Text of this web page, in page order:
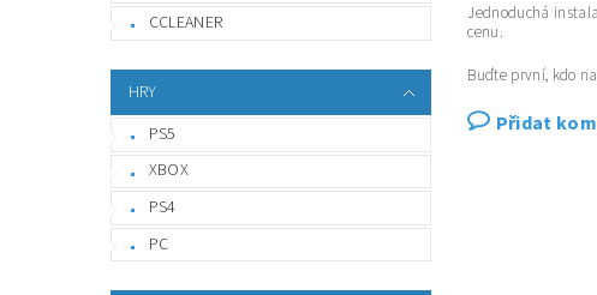
CCLEANER
HRY
PS5
XBOX
PS4
PC
Jednoduchá
cenu.
Buďte první, kdo
Přidat